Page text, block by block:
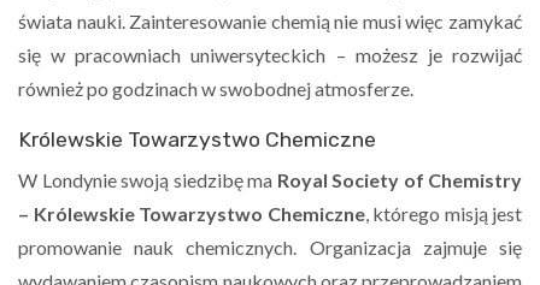
świata nauki. Zainteresowanie chemią nie musi więc zamykać
się w pracowniach uniwersyteckich – możesz je rozwijać
również po godzinach w swobodnej atmosferze.
Królewskie Towarzystwo Chemiczne
W Londynie swoją siedzibę ma Royal Society of Chemistry
– Królewskie Towarzystwo Chemiczne, którego misją jest
promowanie nauk chemicznych. Organizacja zajmuje się
wydawaniem czasopism naukowych oraz przeprowadzaniem